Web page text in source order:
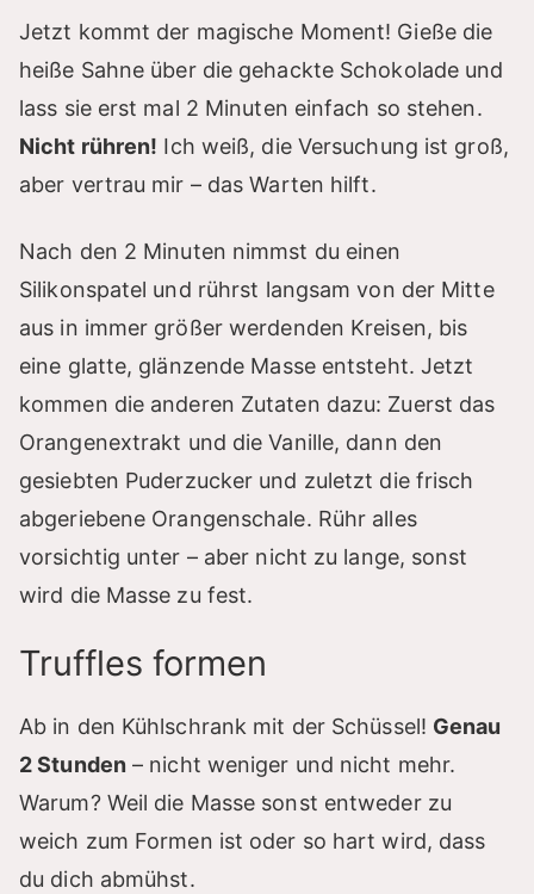
Jetzt kommt der magische Moment! Gieße die
heiße Sahne über die gehackte Schokolade und
lass sie erst mal 2 Minuten einfach so stehen.
Nicht rühren! Ich weiß, die Versuchung ist groß,
aber vertrau mir – das Warten hilft.
Nach den 2 Minuten nimmst du einen
Silikonspatel und rührst langsam von der Mitte
aus in immer größer werdenden Kreisen, bis
eine glatte, glänzende Masse entsteht. Jetzt
kommen die anderen Zutaten dazu: Zuerst das
Orangenextrakt und die Vanille, dann den
gesiebten Puderzucker und zuletzt die frisch
abgeriebene Orangenschale. Rühr alles
vorsichtig unter – aber nicht zu lange, sonst
wird die Masse zu fest.
Truffles formen
Ab in den Kühlschrank mit der Schüssel! Genau
2 Stunden– nicht weniger und nicht mehr.
Warum? Weil die Masse sonst entweder zu
weich zum Formen ist oder so hart wird, dass
du dich abmühst.